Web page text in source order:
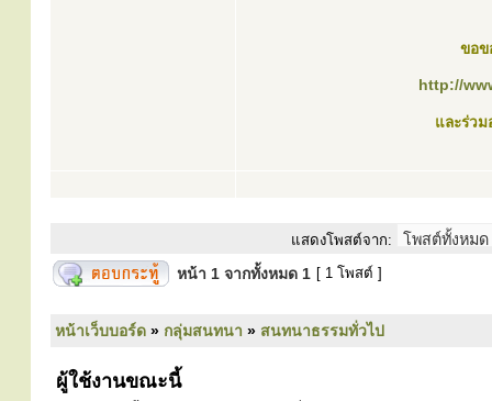
ขอข
http://
และร่ว
แสดงโพสต์จาก:
หน้า 1 จากทั้งหมด 1 [ 1 โพสต์ ]
หน้าเว็บบอร์ด » กลุ่มสนทนา » สนทนาธรรมทั่วไป
ผู้ใช้งานขณะนี้